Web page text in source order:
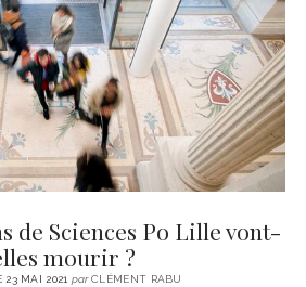
de Sciences Po Lille vont-
mourir ?
23 MAI 2021 parCLÉMENT RABU